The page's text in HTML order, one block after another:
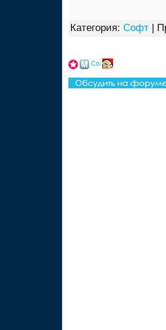
Категория: Софт|